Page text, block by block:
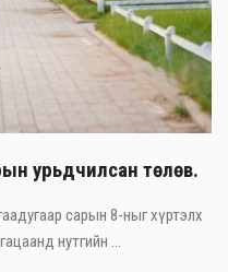
урьдчилсан төлөв.
сарын 8-ныг хүртэлх
нутгийн ...